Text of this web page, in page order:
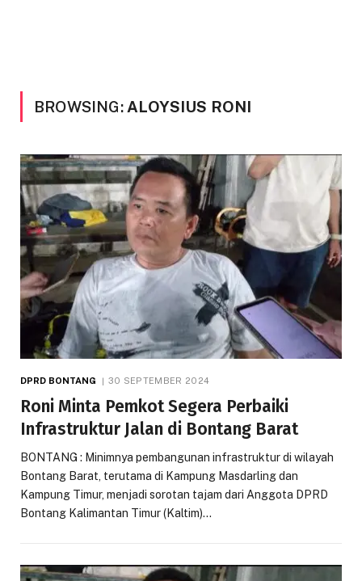
BROWSING: ALOYSIUS RONI
DPRD BONTANG 30 SEPTEMBER 2024
Roni Minta Pemkot Segera Perbaiki
Infrastruktur Jalan di Bontang Barat
BONTANG : Minimnya pembangunan infrastruktur di wilayah
Bontang Barat, terutama di Kampung Masdarling dan
Kampung Timur, menjadi sorotan tajam dari Anggota DPRD
Bontang Kalimantan Timur (Kaltim)…